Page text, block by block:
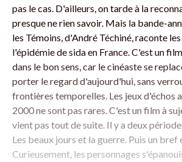
pas le cas. D'ailleurs, on tarde à la
presque ne rien savoir. Mais la bande-
les Témoins, d'André Téchiné, raconte
l'épidémie de sida en France. C'est un
dans le bon sens, car le cinéaste se
porter le regard d'aujourd'hui, sans
frontières temporelles. Les jeux d'échos
2000 ne sont pas rares. C'est un film à
vient pas tout de suite. Il y a deux
Les beaux jours et la guerre. Puis un bref
Curieusement, les personnages